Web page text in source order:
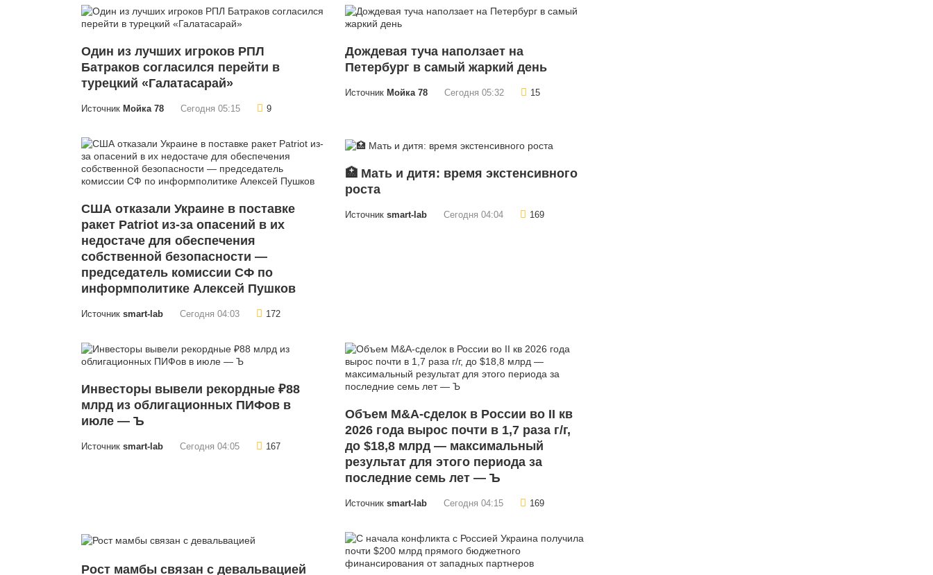
Один из лучших игроков РПЛ
Батраков согласился перейти в
турецкий «Галатасарай»
Источник Мойка 78 Сегодня 05:15 9
Дождевая туча наползает на
Петербург в самый жаркий день
Источник Мойка 78 Сегодня 05:32 15
США отказали Украине в поставке
ракет Patriot из-за опасений в их
недостаче для обеспечения
собственной безопасности —
председатель комиссии СФ по
информполитике Алексей Пушков
Источник smart-lab Сегодня 04:03 172
🏥 Мать и дитя: время экстенсивного
роста
Источник smart-lab Сегодня 04:04 169
Инвесторы вывели рекордные ₽88
млрд из облигационных ПИФов в
июле — Ъ
Источник smart-lab Сегодня 04:05 167
Объем M&A-сделок в России во II кв
2026 года вырос почти в 1,7 раза г/г,
до $18,8 млрд — максимальный
результат для этого периода за
последние семь лет — Ъ
Источник smart-lab Сегодня 04:15 169
Рост мамбы связан с девальвацией